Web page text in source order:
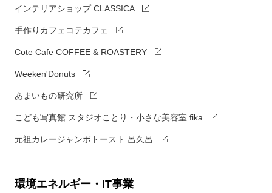
インテリアショップ CLASSICA
手作りカフェコテカフェ
Cote Cafe COFFEE & ROASTERY
Weeken'Donuts
あまいもの研究所
こども写真館 スタジオことり・小さな美容室 fika
元祖カレージャンボトースト 呂久呂
環境エネルギー・IT事業